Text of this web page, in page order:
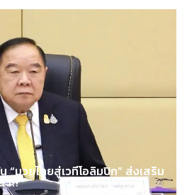
มวยไทยสู่เวทีโอลิมปิก” ส่งเสริม
!!!